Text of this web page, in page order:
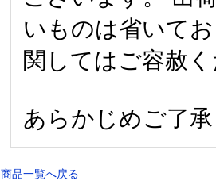
いものは省いて
関してはご容赦
あらかじめご了
商品一覧へ戻る